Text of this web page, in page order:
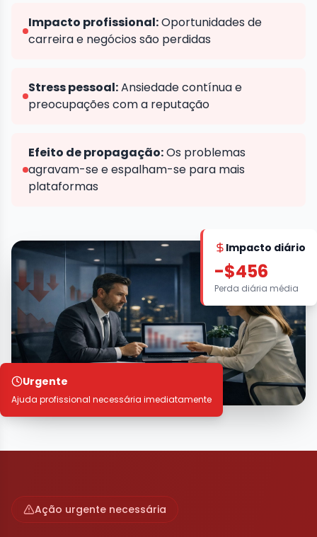
Impacto profissional:Oportunidades de
carreira e negócios são perdidas
Stress pessoal:Ansiedade contínua e
preocupações com a reputação
Efeito de propagação:Os problemas
agravam-se e espalham-se para mais
plataformas
Impacto diário
-$456
Perda diária média
Urgente
Ajuda profissional necessária imediatamente
Ação urgente necessária